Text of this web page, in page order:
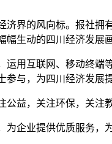
界的风向标。报社
生动的四川经济发展画
用互联网、移动终
与，为四川经济发展
益，关注环保，关注
企业提供优质服务